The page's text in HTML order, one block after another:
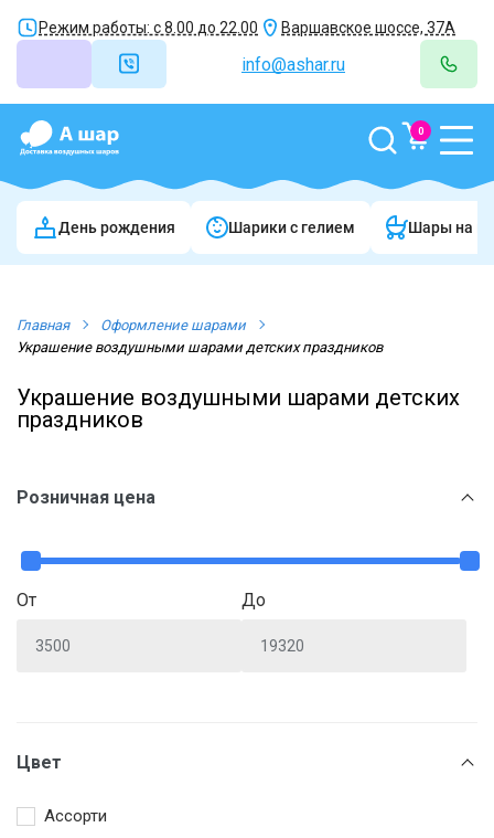
Режим работы: с 8.00 до 22.00 Варшавское шоссе, 37А
info@ashar.ru
0
День рождения Шарики c гелием Шары на
Главная
Оформление шарами
Украшение воздушными шарами детских праздников
Украшение воздушными шарами детских
праздников
Розничная цена
От До
Цвет
Ассорти